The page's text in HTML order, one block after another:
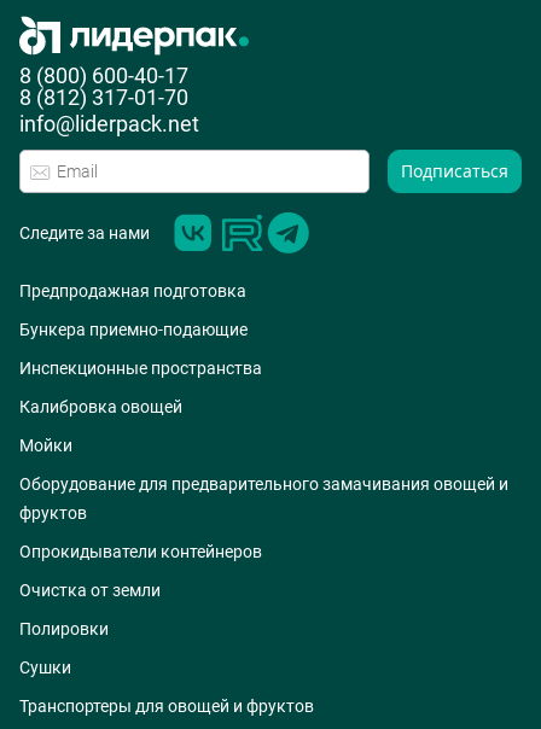
8 (800) 600-40-17
8 (812) 317-01-70
info@liderpack.net
Подписаться
Следите за нами
Предпродажная подготовка
Бункера приемно-подающие
Инспекционные пространства
Калибровка овощей
Мойки
Оборудование для предварительного замачивания овощей и
фруктов
Опрокидыватели контейнеров
Очистка от земли
Полировки
Сушки
Транспортеры для овощей и фруктов